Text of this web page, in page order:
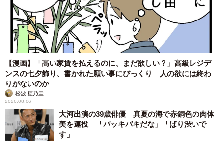
【漫画】「高い家賃を払えるのに、まだ欲しい？」高級レジデ
ンスの七夕飾り、書かれた願い事にびっくり 人の欲には終わ
りがないのか
松波 穂乃圭
2026.08.06
大河出演の39歳俳優 真夏の海で赤銅色の肉体
美を連投 「バッキバキだな」「ばり渋いで
す」